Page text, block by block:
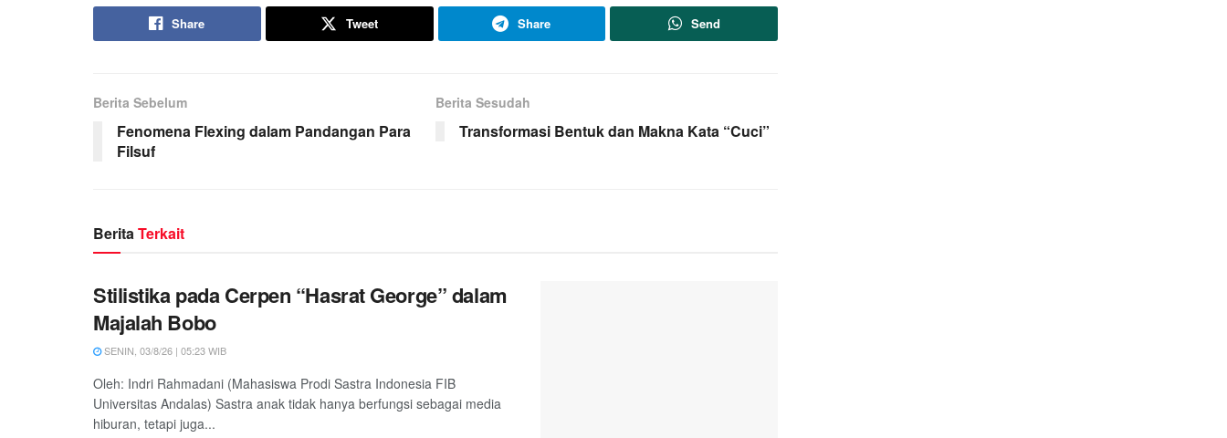
Share Tweet Share Send
Berita Sebelum
Fenomena Flexing dalam Pandangan Para
Filsuf
Berita Sesudah
Transformasi Bentuk dan Makna Kata “Cuci”
BeritaTerkait
Stilistika pada Cerpen “Hasrat George” dalam
Majalah Bobo
SENIN, 03/8/26 | 05:23 WIB
Oleh: Indri Rahmadani (Mahasiswa Prodi Sastra Indonesia FIB
Universitas Andalas) Sastra anak tidak hanya berfungsi sebagai media
hiburan, tetapi juga...